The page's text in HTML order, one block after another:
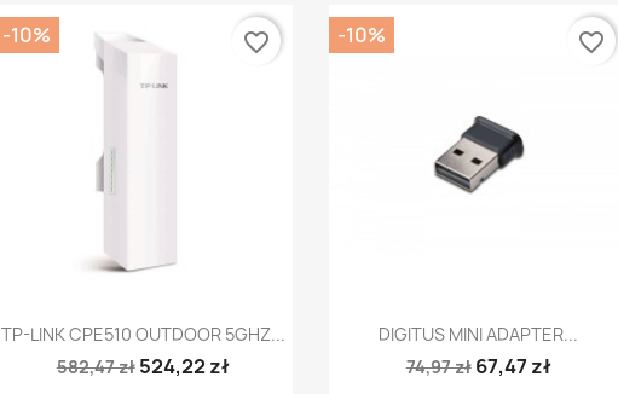
Szybki podgląd
TP-LINK CPE510 OUTDOOR 5GHZ...
582,47 zł 524,22 zł
-10% favorite_border
Szybki podgląd
DIGITUS MINI ADAPTER...
74,97 zł 67,47 zł
-10% favorite_border